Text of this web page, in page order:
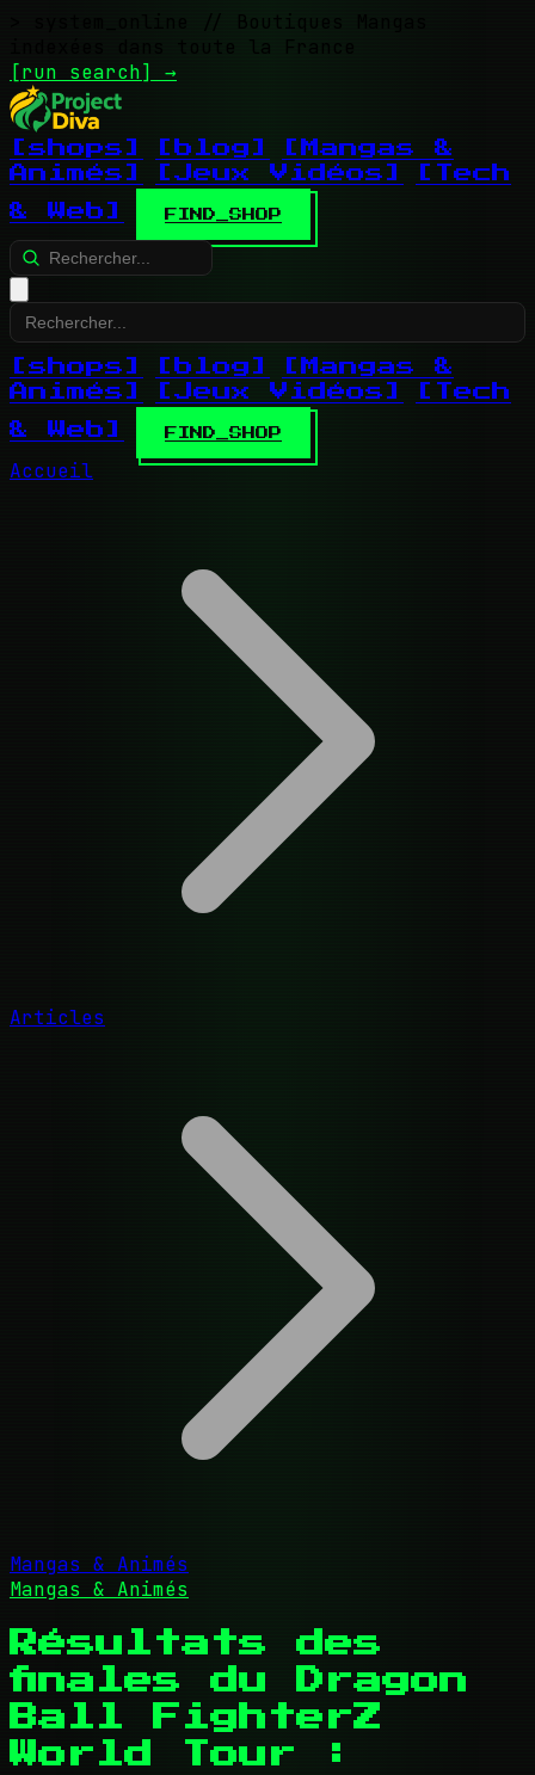
// Boutiques Mangas
indexées dans toute la France
[run search] →
[shops] [blog]
[Mangas &
Animés]
[Jeux Vidéos]
[Tech
& Web]
FIND_SHOP
[shops] [blog]
[Mangas &
Animés]
[Jeux Vidéos]
[Tech
& Web]
FIND_SHOP
Accueil
Articles
Mangas & Animés
Mangas & Animés
Résultats des
finales du Dragon
Ball FighterZ
World Tour :